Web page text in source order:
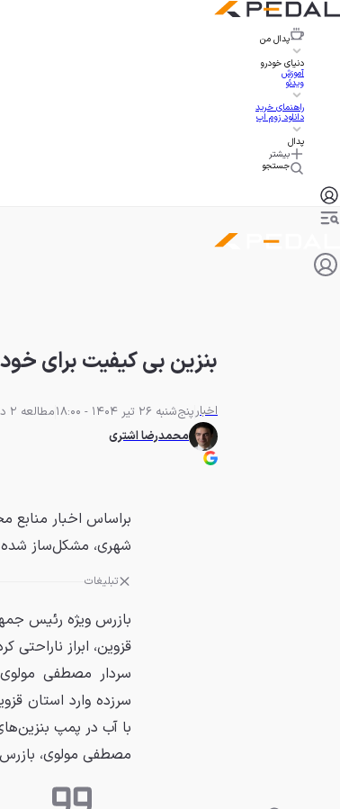
پدال من
دنیای خودرو
آموزش
ویدئو
راهنمای خرید
دانلود زوم اپ
پدال
بیشتر
جستجو
بنزین بی کیفیت برای
اخبارپنج‌شنبه 26 تیر 1404 - 18:00
مطالعه 2 دقیقه
محمدرضا اشتری
براساس اخبار
شهری، مشکل‌ساز شده
تبلیغات
بازرس ویژه رئیس
قزوین، ابراز
سردار مصطفی
سرزده وارد استان
با آب در پمپ
مصطفی مولوی،